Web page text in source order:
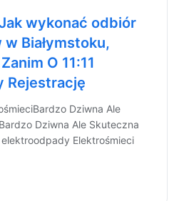
wykonać odbiór
Białymstoku,
O 11:11
Rejestrację
Dziwna Ale
Dziwna Ale Skuteczna
Elektrośmieci